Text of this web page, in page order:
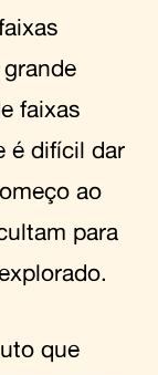
faixas
é difícil dar
ao
para
que